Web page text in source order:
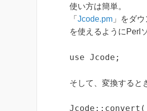
使い方は簡単。
「 Jcode.pm 」をダ
を使えるようにPerl
use Jcode;
そして、変換すると